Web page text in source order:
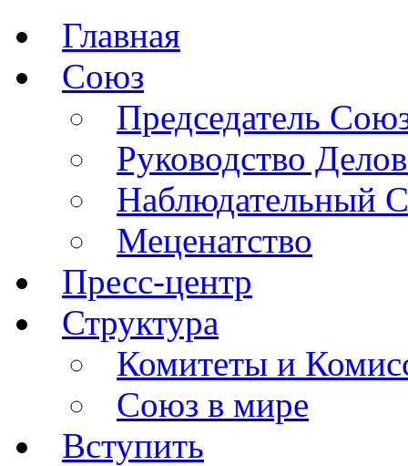
Главная
Союз
Председатель
Руководство
Наблюдательный
Меценатство
Пресс-центр
Структура
Комитеты и
Союз в мире
Вступить